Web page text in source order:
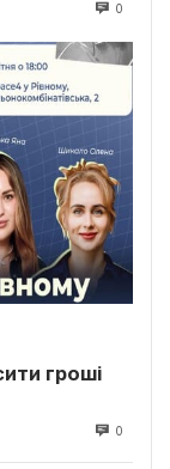
0
гроші
0